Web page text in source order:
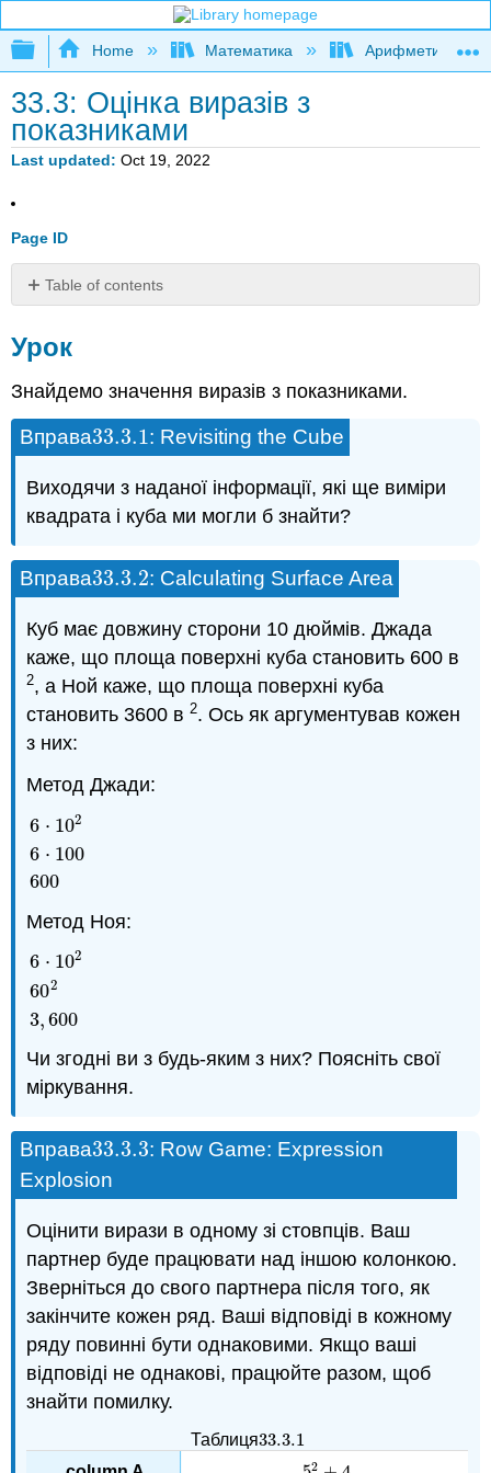
Expand/collapse global hierarchy
Home Математика Арифметика та
33.3: Оцінка виразів з
показниками
Last updated Oct 19, 2022
Page ID
Table of contents
Урок
Знайдемо значення виразів з показниками.
Вправа33.3.1
33.3.1: Revisiting the Cube
Виходячи з наданої інформації, які ще виміри
квадрата і куба ми могли б знайти?
Вправа33.3.2
33.3.2: Calculating Surface Area
Куб має довжину сторони 10 дюймів. Джада
каже, що площа поверхні куба становить 600 в
2, а Ной каже, що площа поверхні куба
становить 3600 в2. Ось як аргументував кожен
з них:
Метод Джади:
6 ⋅ 102
6 ⋅ 100
600
6⋅ 1026
Метод Ноя:
6 ⋅ 102
602
3, 600
6⋅10
Чи згодні ви з будь-яким з них? Поясніть свої
міркування.
Вправа33.3.3
33.3.3: Row Game: Expression
Explosion
Оцінити вирази в одному зі стовпців. Ваш
партнер буде працювати над іншою колонкою.
Зверніться до свого партнера після того, як
закінчите кожен ряд. Ваші відповіді в кожному
ряду повинні бути однаковими. Якщо ваші
відповіді не однакові, працюйте разом, щоб
знайти помилку.
2
Таблиця33.3.1
33.3.1